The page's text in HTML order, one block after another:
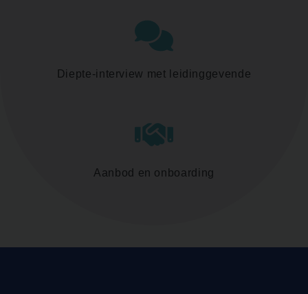
Diepte-interview met leidinggevende
Aanbod en onboarding